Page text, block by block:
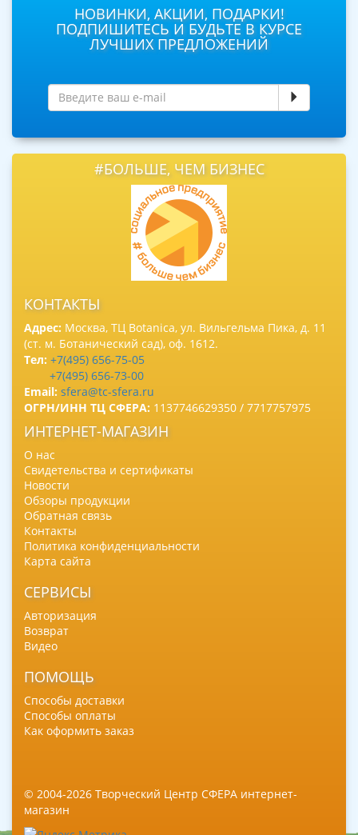
НОВИНКИ, АКЦИИ, ПОДАРКИ!
ПОДПИШИТЕСЬ И БУДЬТЕ В КУРСЕ
ЛУЧШИХ ПРЕДЛОЖЕНИЙ
#БОЛЬШЕ, ЧЕМ БИЗНЕС
КОНТАКТЫ
Адрес: Москва, ТЦ Botanica, ул. Вильгельма Пика, д. 11
(ст. м. Ботанический сад), оф. 1612.
Тел: +7(495) 656-75-05
+7(495) 656-73-00
Email: sfera@tc-sfera.ru
ОГРН/ИНН ТЦ СФЕРА: 1137746629350 / 7717757975
ИНТЕРНЕТ-МАГАЗИН
О нас
Свидетельства и сертификаты
Новости
Обзоры продукции
Обратная связь
Контакты
Политика конфиденциальности
Карта сайта
СЕРВИСЫ
Авторизация
Возврат
Видео
ПОМОЩЬ
Способы доставки
Способы оплаты
Как оформить заказ
© 2004-2026 Творческий Центр СФЕРА интернет-
магазин